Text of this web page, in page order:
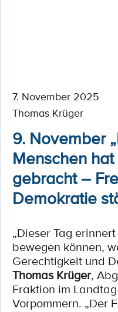
7. November 2025
Thomas Krüger
9. November
Menschen
gebracht –
Demokratie
„Dieser Tag
bewegen können,
Gerechtigkeit und
Thomas Krüger,
Fraktion im
Vorpommern. „Der